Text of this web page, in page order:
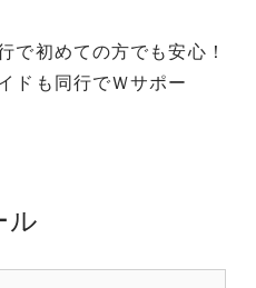
で初めての方でも安心！
ドも同行でＷサポー
ル